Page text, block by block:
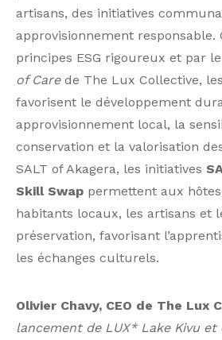
artisans, des initiatives
approvisionnement responsable.
principes ESG rigoureux et par
of Care de The Lux Collective,
favorisent le développement
approvisionnement local, la
conservation et la valorisation
SALT of Akagera, les initiatives
Skill Swap permettent aux
habitants locaux, les artisans et
préservation, favorisant
les échanges culturels.
Olivier Chavy, CEO de The Lux
lancement de LUX* Lake Kivu et